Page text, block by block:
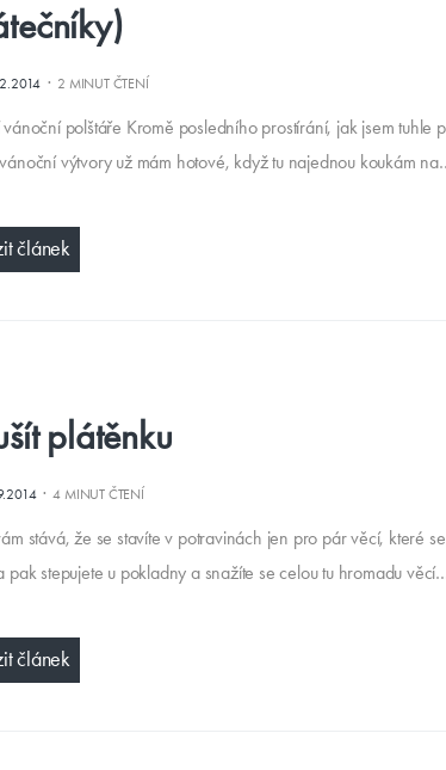
· 2 MINUT ČTENÍ
polštáře Kromě posledního prostírání, jak jsem tuhle
výtvory už mám hotové, když tu najednou koukám
článek
plátěnku
·4 MINUT ČTENÍ
stává, že se stavíte v potravinách jen pro pár věcí, které
pak stepujete u pokladny a snažíte se celou tu hromadu
článek